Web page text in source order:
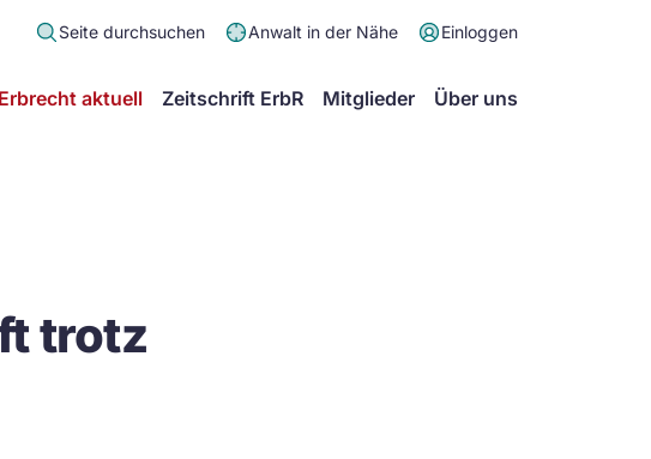
Seite durchsuchen Anwalt in der Nähe Einloggen
Erbrecht aktuell Zeitschrift ErbR Mitglieder Über uns
trotz